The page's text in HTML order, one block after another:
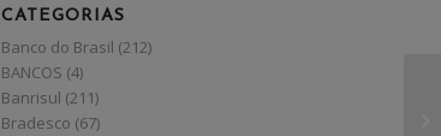
CATEGORIAS
Banco do Brasil (212)
BANCOS (4)
Banrisul (211)
Bradesco (67)